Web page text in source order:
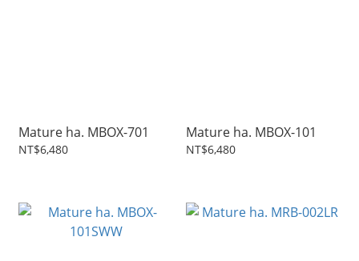
Mature ha. MBOX-701
NT$6,480
Mature ha. MBOX-101
NT$6,480